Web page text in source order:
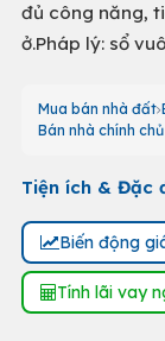
đủ công năng,
ở.Pháp lý: sổ
Mua bán nhà đất
Bán nhà chính
Tiện ích & Đặc
Biến động
Tính lãi vay